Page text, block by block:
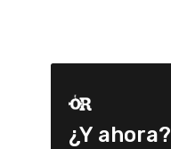
¿Y ahora?